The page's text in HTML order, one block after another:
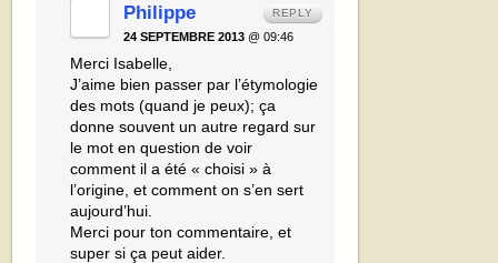
Philippe
24 SEPTEMBRE 2013 @ 09:46
Merci Isabelle,
J’aime bien passer par l’étymologie
des mots (quand je peux); ça
donne souvent un autre regard sur
le mot en question de voir
comment il a été « choisi » à
l’origine, et comment on s’en sert
aujourd’hui.
Merci pour ton commentaire, et
super si ça peut aider.
REPLY